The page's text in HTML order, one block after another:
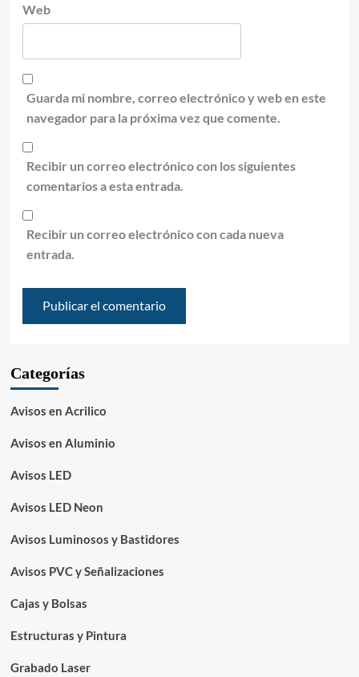
Web
Guarda mi nombre, correo electrónico y web en este
navegador para la próxima vez que comente.
Recibir un correo electrónico con los siguientes
comentarios a esta entrada.
Recibir un correo electrónico con cada nueva
entrada.
Categorías
Avisos en Acrilico
Avisos en Aluminio
Avisos LED
Avisos LED Neon
Avisos Luminosos y Bastidores
Avisos PVC y Señalizaciones
Cajas y Bolsas
Estructuras y Pintura
Grabado Laser